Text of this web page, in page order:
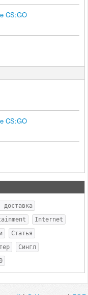
CS:GO
CS:GO
доставка
Internet
Статья
Сингл